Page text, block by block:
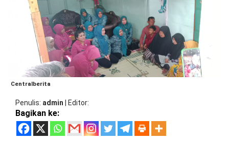
PRINGSEWU
LAMPUNG
SELATAN
LAMPUNG
TENGAH
LAMPUNG
BARAT
DPRD
PESAWARAN
TANGGAMUS
PRINGSEWU
DPRD
LAMSEL
JAKARTA
Centralberita
Penulis admin Editor
Bagikan ke: